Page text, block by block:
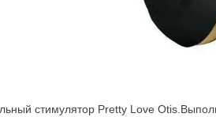
стимулятор Pretty Love